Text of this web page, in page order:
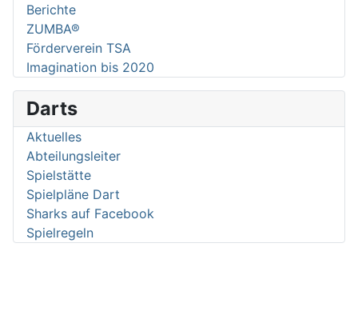
Berichte
ZUMBA®
Förderverein TSA
Imagination bis 2020
Darts
Aktuelles
Abteilungsleiter
Spielstätte
Spielpläne Dart
Sharks auf Facebook
Spielregeln